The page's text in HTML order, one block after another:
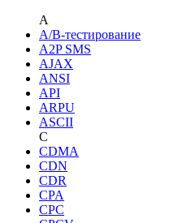
A
A/B-тестирование
A2P SMS
AJAX
ANSI
API
ARPU
ASCII
C
CDMA
CDN
CDR
CPA
CPC